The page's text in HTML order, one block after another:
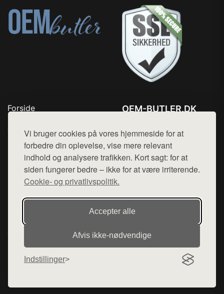
Vi bruger cookies på vores hjemmeside for at
forbedre din oplevelse, vise mere relevant
indhold og analysere trafikken. Kort sagt: for at
siden fungerer bedre – ikke for at være irriterende.
Cookie- og privatlivspolitik.
Accepter alle
Afvis ikke‑nødvendige
Indstillinger
Forside
Top Rabatter
Blog
Kontakt
OEM-BUTLER.DK
Mail: hej@want.dk
Cookie- og privatlivspolitik
Denne side er en del af want.dk, der udgiver en række
hjemmesider med præsentation af forskellige produkter fra
diverse webshops. Der sælges ikke varer fra denne side - vi
henviser til de shops, som sælger varen. Vi har heller ikke
varerne på lager.